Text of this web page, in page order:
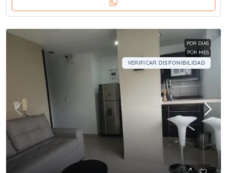
POR DIAS
POR MES
VERIFICAR DISPONIBILIDAD